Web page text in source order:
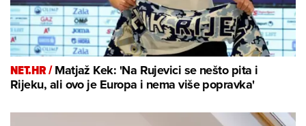
NET.HR /Matjaž Kek: 'Na Rujevici se nešto pita i
Rijeku, ali ovo je Europa i nema više popravka'